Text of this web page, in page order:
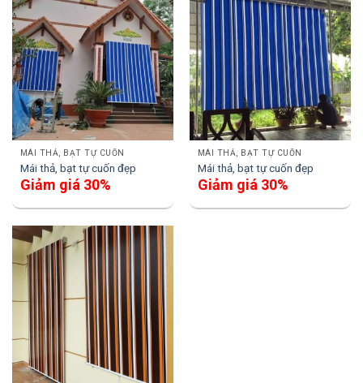
MÁI THẢ, BẠT TỰ CUỐN
Mái thả, bạt tự cuốn đẹp
Giảm giá 30%
MÁI THẢ, BẠT TỰ CUỐN
Mái thả, bạt tự cuốn đẹp
Giảm giá 30%